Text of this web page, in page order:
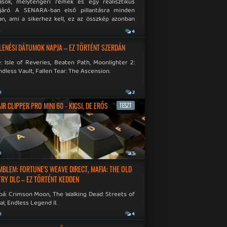
A SENARA-ban első pillantásra minden
ami a sikerhez kell, ez az összkép azonban
4
DÁTUMOK NAPJA – EZ TÖRTÉNT SZERDÁN
Isle of Reveries, Beaten Path, Moonlighter 2:
Vault, Fallen Tear: The Ascension.
2
CLIPPER PRO MINI 60 - KICSI, DE ERŐS TESZT
5
FORTUNE'S WEAVE DIRECT, MAFIA: THE OLD
DLC – EZ TÖRTÉNT KEDDEN
Crimson Moon, The Walking Dead: Streets of
Endless Legend II.
4